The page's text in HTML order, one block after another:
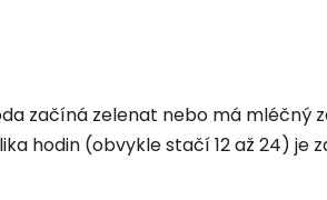
začíná zelenat nebo má mléčný
hodin (obvykle stačí 12 až 24) je